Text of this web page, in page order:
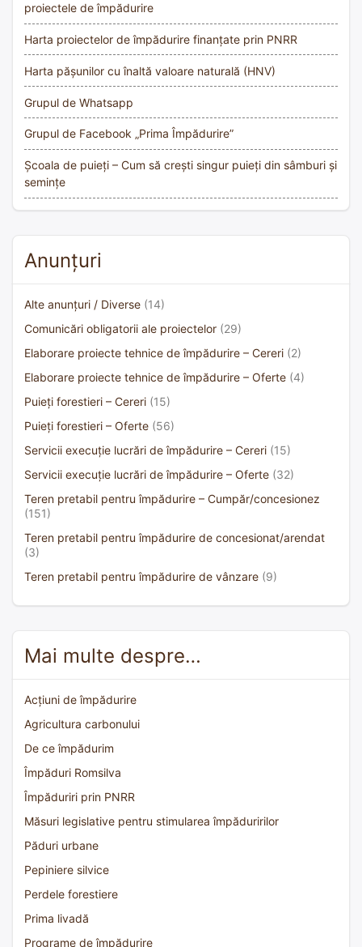
proiectele de împădurire
Harta proiectelor de împădurire finanțate prin PNRR
Harta pășunilor cu înaltă valoare naturală (HNV)
Grupul de Whatsapp
Grupul de Facebook „Prima Împădurire”
Școala de puieți – Cum să crești singur puieți din sâmburi și
semințe
Anunțuri
Alte anunțuri / Diverse (14)
Comunicări obligatorii ale proiectelor (29)
Elaborare proiecte tehnice de împădurire – Cereri (2)
Elaborare proiecte tehnice de împădurire – Oferte (4)
Puieți forestieri – Cereri (15)
Puieți forestieri – Oferte (56)
Servicii execuție lucrări de împădurire – Cereri (15)
Servicii execuție lucrări de împădurire – Oferte (32)
Teren pretabil pentru împădurire – Cumpăr/concesionez
(151)
Teren pretabil pentru împădurire de concesionat/arendat
(3)
Teren pretabil pentru împădurire de vânzare (9)
Mai multe despre…
Acțiuni de împădurire
Agricultura carbonului
De ce împădurim
Împăduri Romsilva
Împăduriri prin PNRR
Măsuri legislative pentru stimularea împăduririlor
Păduri urbane
Pepiniere silvice
Perdele forestiere
Prima livadă
Programe de împădurire